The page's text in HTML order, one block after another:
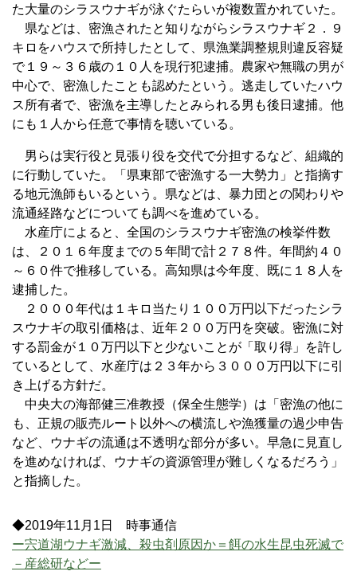
た大量のシラスウナギが泳ぐたらいが複数置かれていた。
県などは、密漁されたと知りながらシラスウナギ２．９
キロをハウスで所持したとして、県漁業調整規則違反容疑
で１９～３６歳の１０人を現行犯逮捕。農家や無職の男が
中心で、密漁したことも認めたという。逃走していたハウ
ス所有者で、密漁を主導したとみられる男も後日逮捕。他
にも１人から任意で事情を聴いている。
男らは実行役と見張り役を交代で分担するなど、組織的
に行動していた。「県東部で密漁する一大勢力」と指摘す
る地元漁師もいるという。県などは、暴力団との関わりや
流通経路などについても調べを進めている。
水産庁によると、全国のシラスウナギ密漁の検挙件数
は、２０１６年度までの５年間で計２７８件。年間約４０
～６０件で推移している。高知県は今年度、既に１８人を
逮捕した。
２０００年代は１キロ当たり１００万円以下だったシラ
スウナギの取引価格は、近年２００万円を突破。密漁に対
する罰金が１０万円以下と少ないことが「取り得」を許し
ているとして、水産庁は２３年から３０００万円以下に引
き上げる方針だ。
中央大の海部健三准教授（保全生態学）は「密漁の他に
も、正規の販売ルート以外への横流しや漁獲量の過少申告
など、ウナギの流通は不透明な部分が多い。早急に見直し
を進めなければ、ウナギの資源管理が難しくなるだろう」
と指摘した。
◆2019年11月1日 時事通信
ー宍道湖ウナギ激減、殺虫剤原因か＝餌の水生昆虫死滅で
－産総研などー